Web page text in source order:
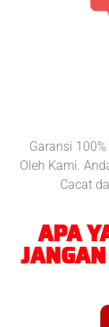
Garansi
Oleh Kami.
Cacat
APA